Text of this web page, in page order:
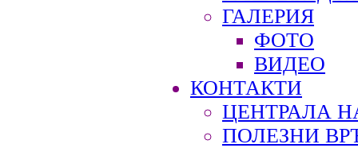
ГАЛЕРИЯ
ФОТО
ВИДЕО
КОНТАКТИ
ЦЕНТРАЛА
ПОЛЕЗНИ